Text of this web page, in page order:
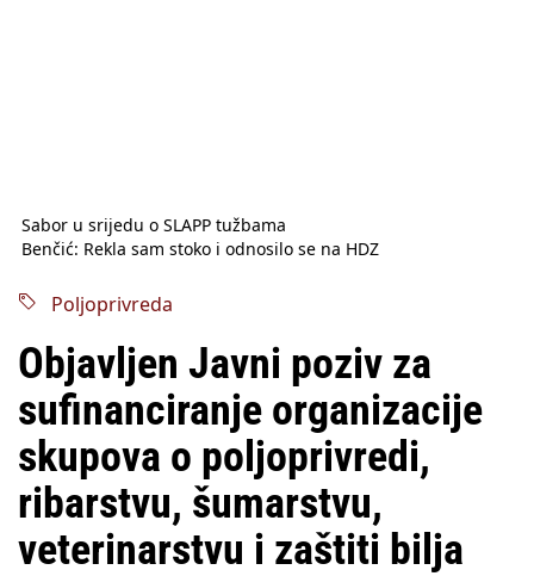
Sabor u srijedu o SLAPP tužbama
Benčić: Rekla sam stoko i odnosilo se na HDZ
godine
Sindikati traže zaštitu plaća od inflacije, Ćorić pregovore
najavio za jesen
Državni tajnik Rukavina: Hrvatska ima 3,6 milijuna birača
HŽ Infrastruktura: Nesreće na željezničkim prijelazima
prepolovljene
Državni inspektorat opozvao Barebells pločicu - soft protein
bar Coco Choco
Poljoprivreda
Objavljen Javni poziv za
sufinanciranje organizacije
skupova o poljoprivredi,
ribarstvu, šumarstvu,
veterinarstvu i zaštiti bilja